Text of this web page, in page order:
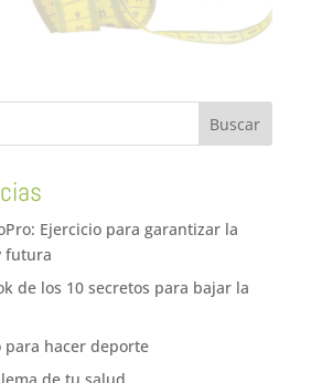
Ejercicio para garantizar la
futura
de los 10 secretos para bajar la
para hacer deporte